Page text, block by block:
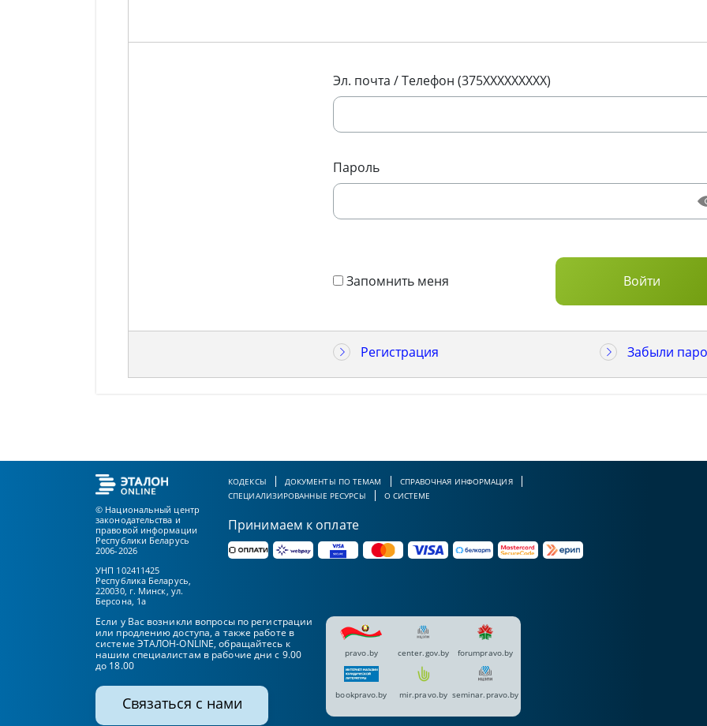
Эл. почта / Телефон (375XXXXXXXXX)
Пароль
Запомнить меня
Регистрация Забыли
© Национальный центр
законодательства и
правовой информации
Республики Беларусь
2006-2026
УНП 102411425
Республика Беларусь,
220030, г. Минск, ул.
Берсона, 1а
КОДЕКСЫ ДОКУМЕНТЫ ПО ТЕМАМ
СПРАВОЧНАЯ ИНФОРМАЦИЯ
СПЕЦИАЛИЗИРОВАННЫЕ РЕСУРСЫ
О СИСТЕМЕ
Принимаем к оплате
Если у Вас возникли вопросы по регистрации
или продлению доступа, а также работе в
системе ЭТАЛОН-ONLINE, обращайтесь к
нашим специалистам в рабочие дни с 9.00
до 18.00
Связаться с нами
pravo.by center.gov.by forumpravo.by
bookpravo.by mir.pravo.by seminar.pravo.by